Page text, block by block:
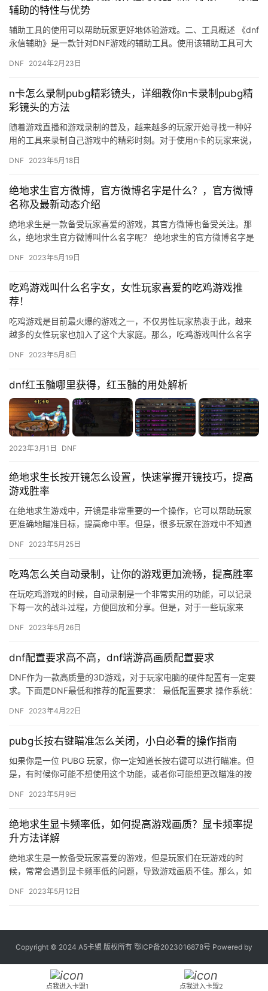
辅助的特性与优势
辅助工具的使用可以帮助玩家更好地体验游戏。二、工具概述 《dnf
永信辅助》是一款针对DNF游戏的辅助工具。使用该辅助工具可大
DNF 2024年2月23日
n卡怎么录制pubg精彩镜头，详细教你n卡录制pubg精
彩镜头的方法
随着游戏直播和游戏录制的普及，越来越多的玩家开始寻找一种好
用的工具来录制自己游戏中的精彩时刻。对于使用n卡的玩家来说，
DNF 2023年5月18日
绝地求生官方微博，官方微博名字是什么？，官方微博
名称及最新动态介绍
绝地求生是一款备受玩家喜爱的游戏，其官方微博也备受关注。那
么，绝地求生官方微博叫什么名字呢？ 绝地求生的官方微博名字是
最…
DNF 2023年5月19日
吃鸡游戏叫什么名字女，女性玩家喜爱的吃鸡游戏推
荐！
吃鸡游戏是目前最火爆的游戏之一，不仅男性玩家热衷于此，越来
越多的女性玩家也加入了这个大家庭。那么，吃鸡游戏叫什么名字
正式…
DNF 2023年5月8日
dnf红玉髓哪里获得，红玉髓的用处解析
2023年3月1日 DNF
绝地求生长按开镜怎么设置，快速掌握开镜技巧，提高
游戏胜率
在绝地求生游戏中，开镜是非常重要的一个操作，它可以帮助玩家
更准确地瞄准目标，提高命中率。但是，很多玩家在游戏中不知道
们就来…
DNF 2023年5月25日
吃鸡怎么关自动录制，让你的游戏更加流畅，提高胜率
在玩吃鸡游戏的时候，自动录制是一个非常实用的功能，可以记录
下每一次的战斗过程，方便回放和分享。但是，对于一些玩家来
验。那么…
DNF 2023年5月26日
dnf配置要求高不高，dnf端游高画质配置要求
DNF作为一款高质量的3D游戏，对于玩家电脑的硬件配置有一定要
求。下面是DNF最低和推荐的配置要求： 最低配置要求 操作系统：
DNF 2023年4月22日
pubg长按右键瞄准怎么关闭，小白必看的操作指南
如果你是一位 PUBG 玩家，你一定知道长按右键可以进行瞄准。但
是，有时候你可能不想使用这个功能，或者你可能想更改瞄准的按
DNF 2023年5月9日
绝地求生显卡频率低，如何提高游戏画质？显卡频率提
升方法详解
绝地求生是一款备受玩家喜爱的游戏，但是玩家们在玩游戏的时
候，常常会遇到显卡频率低的问题，导致游戏画质不佳。那么，如
一、检…
DNF 2023年5月12日
Copyright © 2024 A5卡盟 版权所有 鄂ICP备2023016878号 Powered by
点我进入卡盟1 点我进入卡盟2